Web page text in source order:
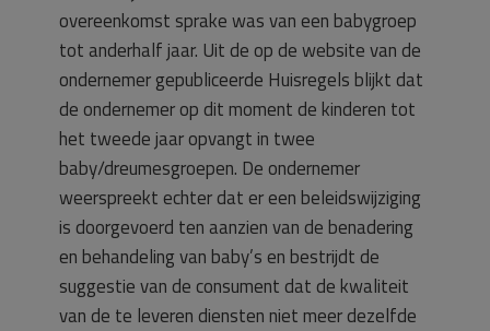
overeenkomst sprake was van een babygroep
tot anderhalf jaar. Uit de op de website van de
ondernemer gepubliceerde Huisregels blijkt dat
de ondernemer op dit moment de kinderen tot
het tweede jaar opvangt in twee
baby/dreumesgroepen. De ondernemer
weerspreekt echter dat er een beleidswijziging
is doorgevoerd ten aanzien van de benadering
en behandeling van baby’s en bestrijdt de
suggestie van de consument dat de kwaliteit
van de te leveren diensten niet meer dezelfde